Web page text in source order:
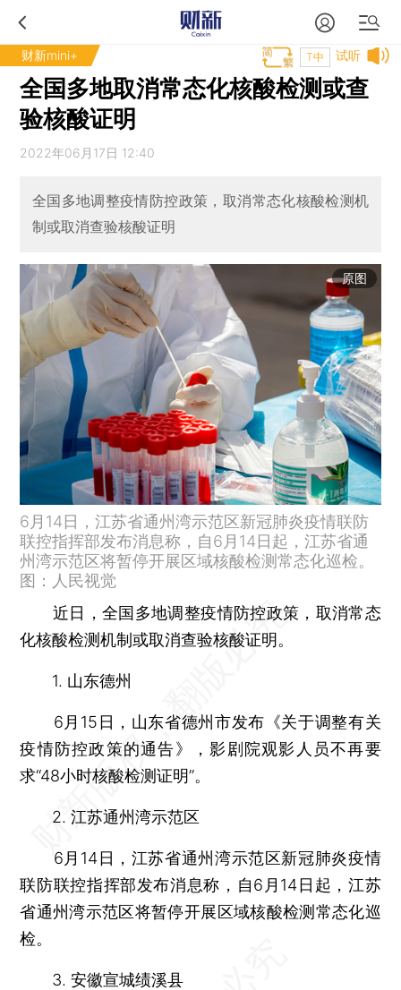
财新mini+ 试听
T中
全国多地取消常态化核酸检测或查
验核酸证明
2022年06月17日 12:40
全国多地调整疫情防控政策，取消常态化核酸检测机
制或取消查验核酸证明
原图
6月14日，江苏省通州湾示范区新冠肺炎疫情联防
联控指挥部发布消息称，自6月14日起，江苏省通
州湾示范区将暂停开展区域核酸检测常态化巡检。
图：人民视觉
近日，全国多地调整疫情防控政策，取消常态
化核酸检测机制或取消查验核酸证明。
1. 山东德州
6月15日，山东省德州市发布《关于调整有关
疫情防控政策的通告》，影剧院观影人员不再要
求“48小时核酸检测证明”。
2. 江苏通州湾示范区
6月14日，江苏省通州湾示范区新冠肺炎疫情
联防联控指挥部发布消息称，自6月14日起，江苏
省通州湾示范区将暂停开展区域核酸检测常态化巡
检。
3. 安徽宣城绩溪县